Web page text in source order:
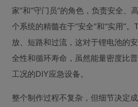
家”和“守门员”的角色，负责安全、
个系统的精髓在于“安全”和“实用”
放、短路和过流，这对于锂电池的
全性和循环寿命，虽然能量密度比
工况的DIY应急设备。
整个制作过程不复杂，但细节决定